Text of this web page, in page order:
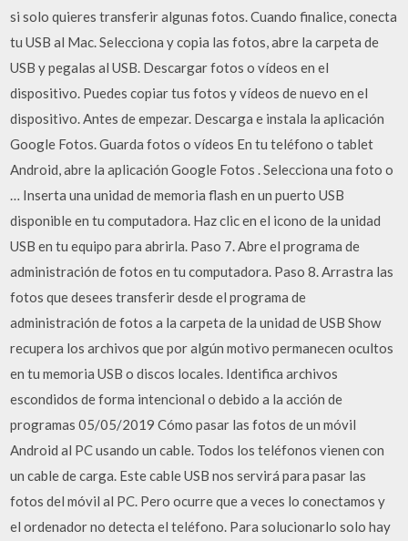
si solo quieres transferir algunas fotos. Cuando finalice, conecta
tu USB al Mac. Selecciona y copia las fotos, abre la carpeta de
USB y pegalas al USB. Descargar fotos o vídeos en el
dispositivo. Puedes copiar tus fotos y vídeos de nuevo en el
dispositivo. Antes de empezar. Descarga e instala la aplicación
Google Fotos. Guarda fotos o vídeos En tu teléfono o tablet
Android, abre la aplicación Google Fotos . Selecciona una foto o
… Inserta una unidad de memoria flash en un puerto USB
disponible en tu computadora. Haz clic en el icono de la unidad
USB en tu equipo para abrirla. Paso 7. Abre el programa de
administración de fotos en tu computadora. Paso 8. Arrastra las
fotos que desees transferir desde el programa de
administración de fotos a la carpeta de la unidad de USB Show
recupera los archivos que por algún motivo permanecen ocultos
en tu memoria USB o discos locales. Identifica archivos
escondidos de forma intencional o debido a la acción de
programas 05/05/2019 Cómo pasar las fotos de un móvil
Android al PC usando un cable. Todos los teléfonos vienen con
un cable de carga. Este cable USB nos servirá para pasar las
fotos del móvil al PC. Pero ocurre que a veces lo conectamos y
el ordenador no detecta el teléfono. Para solucionarlo solo hay